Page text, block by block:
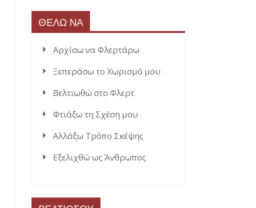
ΘΕΛΩ ΝΑ
Αρχίσω να Φλερτάρω
Ξεπεράσω το Χωρισμό μου
Βελτιωθώ στο Φλερτ
Φτιάξω τη Σχέση μου
Αλλάξω Τρόπο Σκέψης
Εξελιχθώ ως Άνθρωπος